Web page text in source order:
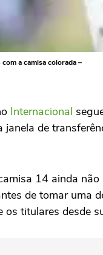
a camisa colorada –
Internacional
janela de
14 ainda
de tomar uma
titulares desde